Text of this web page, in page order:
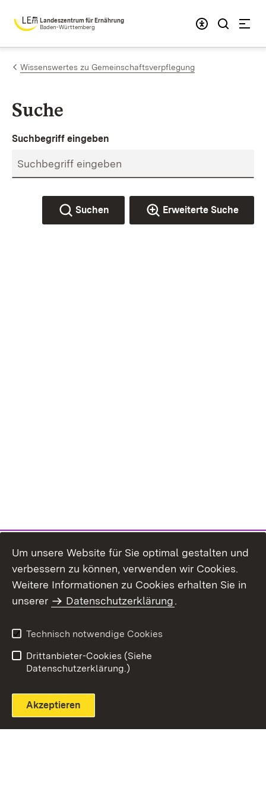
Zum Inhalt springen
Landeszentrum für Ernährung
Baden-Württemberg
Wissenswertes zu Gemeinschaftsverpflegung
Suche
Suchbegriff eingeben
Suchen Erweiterte Suche
Themenübersicht
Um unsere Website für Sie optimal gestalten und
verbessern zu können, verwenden wir Cookies.
Weitere Informationen zu Cookies erhalten Sie in
unserer
Datenschutzerklärung.
Technisch notwendige Cookies
Drittanbieter-Cookies (Siehe
Datenschutzerklärung.)
Akzeptieren